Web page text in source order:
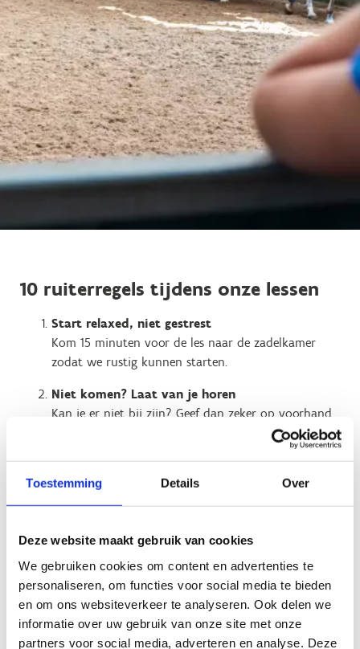
Toestemming Details Over
Deze website maakt gebruik van cookies
We gebruiken cookies om content en advertenties te
personaliseren, om functies voor social media te bieden
en om ons websiteverkeer te analyseren. Ook delen we
informatie over uw gebruik van onze site met onze
partners voor social media, adverteren en analyse. Deze
10 ruiterregels tijdens onze lessen
Start relaxed, niet gestrest
Kom 15 minuten voor de les naar de zadelkamer
zodat we rustig kunnen starten.
Niet komen? Laat van je horen
Kan je er niet bij zijn? Geef dan zeker op voorhand
het secretariaat.
Rust in de stal = blije paarden
Niet lopen, roepen of spelen in onze stallen.
Ben je jonger dan 8? Dan kom je gezellig samen met
Onze paarden houden van rust (en dieet)
Tussen de lessen door laten we ze even chillen.
Snacks geven is niet toegelaten.